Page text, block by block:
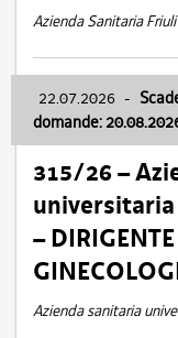
Azienda Sanitaria
22.07.2026 -
domande:
315/26 –
universitaria
–
Azienda sanitaria